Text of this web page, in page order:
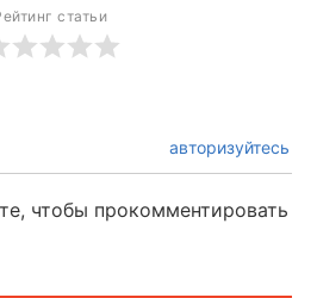
статьи
авторизуйтесь
чтобы прокомментировать